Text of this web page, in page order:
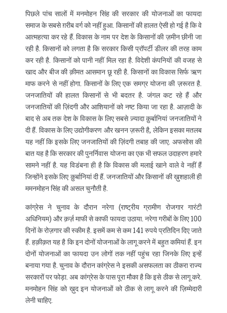
पिछले पांच सालों में मनमोहन सिंह की सरकार की योजनाओं का फायदा
समाज के सबसे ग़रीब वर्ग को नहीं हुआ. किसानों की हालत ऐसी हो गई है कि वे
आत्महत्या कर रहे हैं. विकास के नाम पर देश के किसानों की ज़मीन छीनी जा
रही है. किसानों को लगता है कि सरकार किसी प्रॉपर्टी डीलर की तरह काम
कर रही है. किसानों को पानी नहीं मिल रहा है. विदेशी कंपनियों की वजह से
खाद और बीज की क़ीमत आसमान छू रही है. किसानों का विकास सिर्फ ऋण
माफ करने से नहीं होगा. किसानों के लिए एक समग्र योजना की ज़रूरत है.
जनजातियों की हालत किसानों से भी बदतर है. जंगल कट रहे हैं और
जनजातियों की ज़िंदगी और आशियानों को नष्ट किया जा रहा है. आज़ादी के
बाद से अब तक देश के विकास के लिए सबसे ज़्यादा क़ुर्बानियां जनजातियों ने
दी हैं. विकास के लिए उद्योगीकरण और खनन ज़रूरी है, लेकिन इसका मतलब
यह नहीं कि इसके लिए जनजातियों की ज़िंदगी तबाह की जाए. अफसोस की
बात यह है कि सरकार की पुनर्निवास योजना का एक भी सफल उदाहरण हमारे
सामने नहीं है. यह विडंबना ही है कि विकास की मलाई खाने वाले वे नहीं हैं
जिन्होंने इसके लिए क़ुर्बानियां दी हैं. जनजातियों और किसानों की ख़ुशहाली ही
ममनमोहन सिंह की असल चुनौती है.
कांग्रेस ने चुनाव के दौरान नरेगा (राष्ट्रीय ग्रामीण रोजगार गारंटी
अधिनियम) और क़र्ज़ माफी से काफी फायदा उठाया. नरेगा गरीबों के लिए 100
दिनों के रोज़गार की स्कीम है. इसमें कम से कम 141 रुपये प्रतिदिन दिए जाते
हैं. हक़ीक़त यह है कि इन दोनों योजनाओं के लागू करने में बहुत कमियां हैं. इन
दोनों योजनाओं का फायदा उन लोगों तक नहीं पहुंच रहा जिनके लिए इन्हें
बनाया गया है. चुनाव के दौरान कांग्रेस ने इसकी असफलता का ठीकरा राज्य
सरकारों पर फोड़ा. अब कांग्रेस के पास पूरा मौका है कि इसे ठीक से लागू करे.
मनमोहन सिंह को ख़ुद इन योजनाओं को ठीक से लागू करने की ज़िम्मेदारी
लेनी चाहिए.